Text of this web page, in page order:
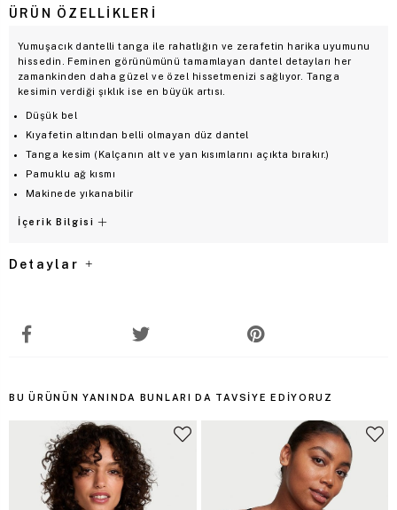
ÜRÜN ÖZELLIKLERI
Yumuşacık dantelli tanga ile rahatlığın ve zerafetin harika uyumunu
hissedin. Feminen görünümünü tamamlayan dantel detayları her
zamankinden daha güzel ve özel hissetmenizi sağlıyor. Tanga
kesimin verdiği şıklık ise en büyük artısı.
Düşük bel
Kıyafetin altından belli olmayan düz dantel
Tanga kesim (Kalçanın alt ve yan kısımlarını açıkta bırakır.)
Pamuklu ağ kısmı
Makinede yıkanabilir
İçerik Bilgisi
Detaylar
BU ÜRÜNÜN YANINDA BUNLARI DA TAVSIYE EDIYORUZ